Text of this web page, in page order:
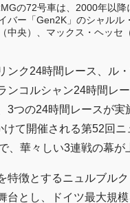
の72号車は、2000年以降
バー「Gen2K」のシャルル
中央）、マックス・ヘッセ
ンク24時間レース、ル
ンコルシャン24時間レ
3つの24時間レースが実
て開催される第52回ニ
、華々しい3連戦の幕が
特徴とするニュルブル
台とし、ドイツ最大規